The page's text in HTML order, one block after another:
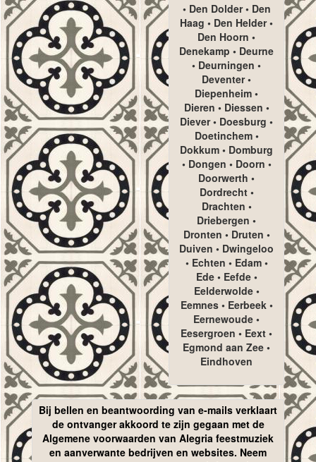
• Den Dolder • Den
Haag • Den Helder •
Den Hoorn •
Denekamp • Deurne
• Deurningen •
Deventer •
Diepenheim •
Dieren • Diessen •
Diever • Doesburg •
Doetinchem •
Dokkum • Domburg
• Dongen • Doorn •
Doorwerth •
Dordrecht •
Drachten •
Driebergen •
Dronten • Druten •
Duiven • Dwingeloo
• Echten • Edam •
Ede • Eefde •
Eelderwolde •
Eemnes • Eerbeek •
Eernewoude •
Eesergroen • Eext •
Egmond aan Zee •
Eindhoven
Bij bellen en beantwoording van e-mails verklaart
de ontvanger akkoord te zijn gegaan met de
Algemene voorwaarden van Alegria feestmuziek
en aanverwante bedrijven en websites. Neem